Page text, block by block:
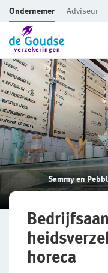
Ga direct naar de inhoud
Ondernemer Adviseur
Verzekeringen
Voor je bedrijf
CAR- en
Inventaris/
Sammy en
horeca